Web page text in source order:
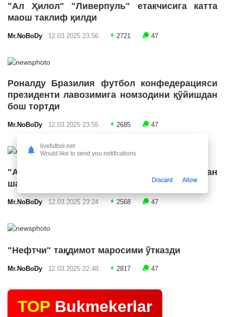
"Ал Ҳилол" "Ливерпуль" етакчисига катта
маош таклиф қилди
Mr.NoBoDy 12.03.2025 23:56 2721 47
Роналду Бразилия футбол конфедерацияси
президенти лавозимига номзодини қўйишдан
бош тортди
Mr.NoBoDy 12.03.2025 23:55 2685 47
"Арсенал" икки ярим ҳимоячи билан
шартнома имзолашга яқин
Mr.NoBoDy 12.03.2025 23:24 2568 47
"Нефтчи" тақдимот маросими ўтказди
Mr.NoBoDy 12.03.2025 22:48 2817 47
TOP Bukmekerlar
livefutbol.net
Would like to send you notifications
Discard Allow